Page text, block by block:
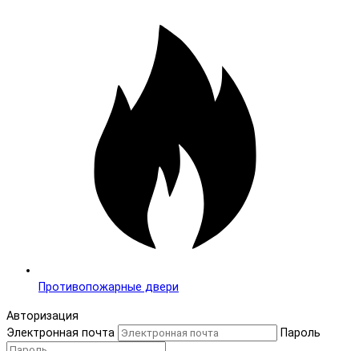
Противопожарные двери
Авторизация
Электронная почта
Пароль